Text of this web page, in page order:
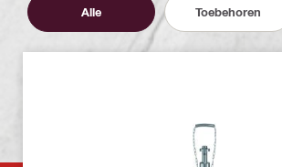
Alle Toebehoren